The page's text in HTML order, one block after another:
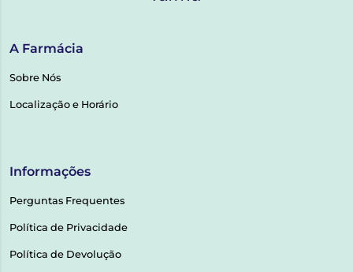
A Farmácia
Sobre Nós
Localização e Horário
Informações
Perguntas Frequentes
Política de Privacidade
Política de Devolução